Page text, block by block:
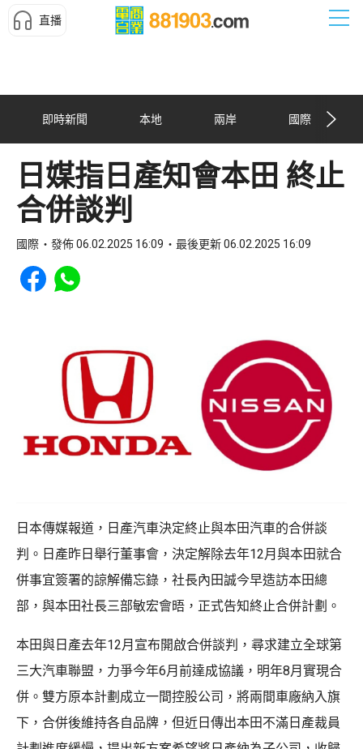
直播
即時新聞 本地 兩岸 國際
日媒指日產知會本田 終止
合併談判
國際 發佈 06.02.2025 16:09 最後更新 06.02.2025 16:09
Share to Facebook
Share to WhatsApp
日本傳媒報道，日產汽車決定終止與本田汽車的合併談
判。日產昨日舉行董事會，決定解除去年12月與本田就合
併事宜簽署的諒解備忘錄，社長內田誠今早造訪本田總
部，與本田社長三部敏宏會晤，正式告知終止合併計劃。
本田與日產去年12月宣布開啟合併談判，尋求建立全球第
三大汽車聯盟，力爭今年6月前達成協議，明年8月實現合
併。雙方原本計劃成立一間控股公司，將兩間車廠納入旗
下，合併後維持各自品牌，但近日傳出本田不滿日產裁員